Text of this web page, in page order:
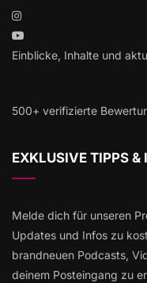
Einblicke, Inhalte und
500+ verifizierte
EXKLUSIVE TIPPS &
Melde dich für unseren
Updates und Infos zu
brandneuen Podcasts,
deinem Posteingang zu